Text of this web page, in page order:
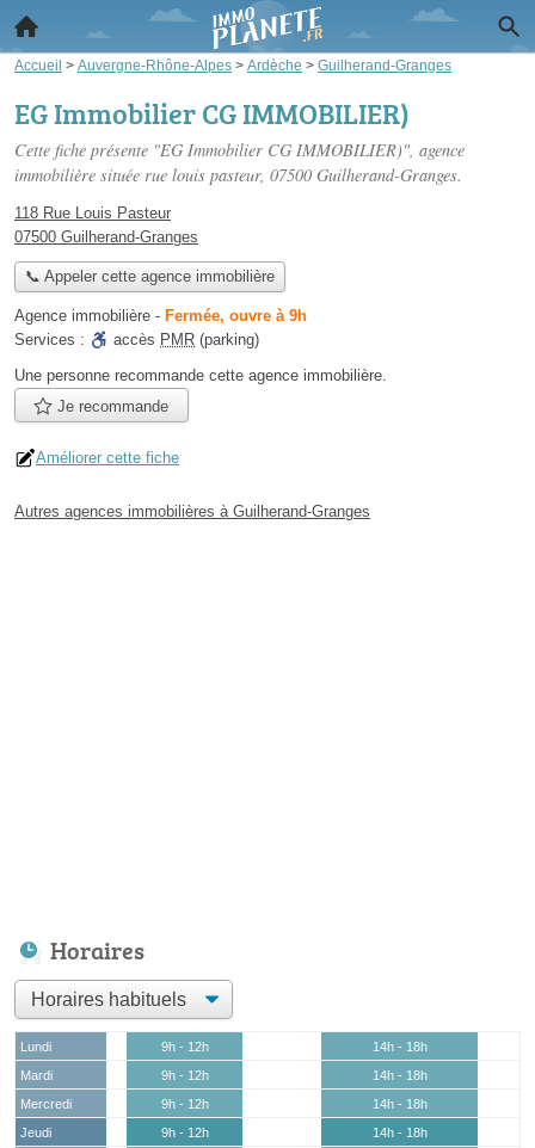
Accueil > Auvergne-Rhône-Alpes > Ardèche > Guilherand-Granges
EG Immobilier CG IMMOBILIER)
Cette fiche présente "EG Immobilier CG IMMOBILIER)", agence
immobilière située rue louis pasteur, 07500 Guilherand-Granges.
118 Rue Louis Pasteur
07500 Guilherand-Granges
📞 Appeler cette agence immobilière
Agence immobilière - Fermée, ouvre à 9h
Services :
accès PMR (parking)
Une personne recommande cette agence immobilière.
Je recommande
Améliorer cette fiche
Autres agences immobilières à Guilherand-Granges
Horaires
Lundi 9h - 12h
14h - 18h
Mardi
9h - 12h
14h - 18h
Mercredi
9h - 12h
14h - 18h
Jeudi
9h - 12h
14h - 18h